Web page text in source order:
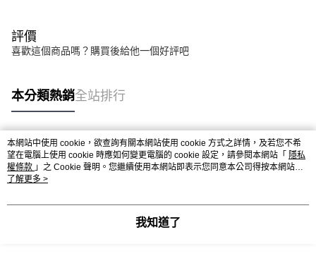
評價
喜歡這個商品嗎？購買後給他一個好評吧
本分類熱銷全站排行
熱門標籤
本網站中使用 cookie，欲查詢有關本網站使用 cookie 方式之詳情，及若您不希
望在電腦上使用 cookie 時應如何變更電腦的 cookie 設定，請參閱本網站「 隱私
權條款 」之 Cookie 聲明。您繼續使用本網站即表示您同意本公司得按本網站使
用條款之 Cookie 聲明使用 cookie。
了解更多 >
我知道了